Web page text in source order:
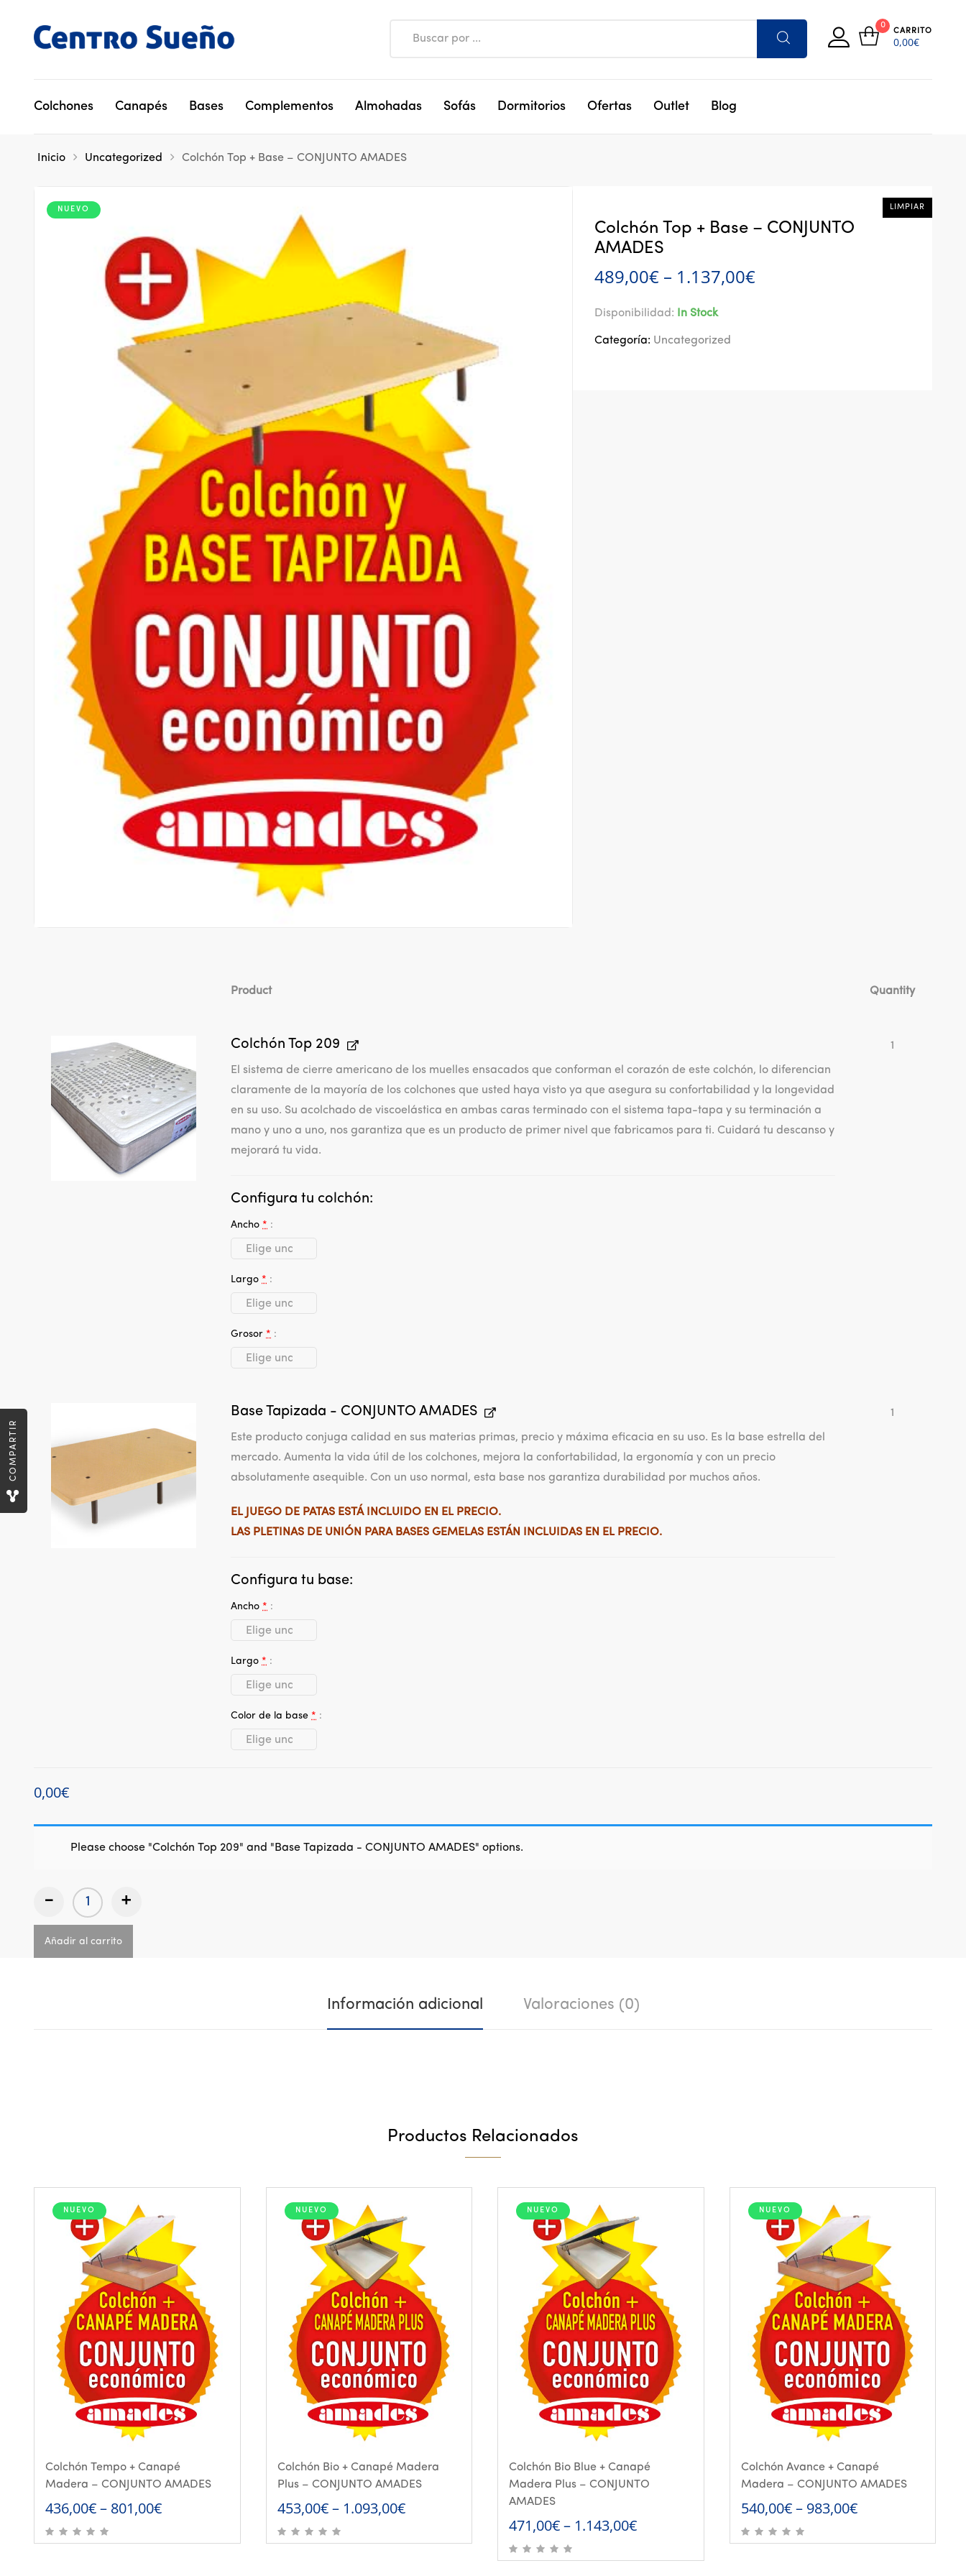
0
CARRITO
0,00€
Colchones Canapés Bases Complementos Almohadas Sofás Dormitorios Ofertas Outlet Blog
Inicio Uncategorized Colchón Top + Base – CONJUNTO AMADES
NUEVO
Colchón Top + Base – CONJUNTO
AMADES
COMPARTIR
489,00€ – 1.137,00€
Disponibilidad: In Stock
Categoría: Uncategorized
Product Quantity
Colchón Top 209
El sistema de cierre americano de los muelles ensacados que conforman el corazón de este colchón, lo diferencian
claramente de la mayoría de los colchones que usted haya visto ya que asegura su confortabilidad y la longevidad
en su uso. Su acolchado de viscoelástica en ambas caras terminado con el sistema tapa-tapa y su terminación a
mano y uno a uno, nos garantiza que es un producto de primer nivel que fabricamos para ti. Cuidará tu descanso y
mejorará tu vida.
Configura tu colchón:
Ancho *
Largo *
Grosor *
LIMPIAR
1
Base Tapizada - CONJUNTO AMADES
Este producto conjuga calidad en sus materias primas, precio y máxima eficacia en su uso. Es la base estrella del
mercado. Aumenta la vida útil de los colchones, mejora la confortabilidad, la ergonomía y con un precio
absolutamente asequible. Con un uso normal, esta base nos garantiza durabilidad por muchos años.
EL JUEGO DE PATAS ESTÁ INCLUIDO EN EL PRECIO.
LAS PLETINAS DE UNIÓN PARA BASES GEMELAS ESTÁN INCLUIDAS EN EL PRECIO.
Configura tu base:
Ancho *
Largo *
Color de la base *
LIMPIAR
1
0,00€
Please choose "Colchón Top 209" and "Base Tapizada - CONJUNTO AMADES" options.
- +
Añadir al carrito
Información adicional Valoraciones (0)
Productos Relacionados
NUEVO
Colchón Tempo + Canapé
Madera – CONJUNTO AMADES
436,00€– 801,00€
NUEVO
Colchón Bio + Canapé Madera
Plus – CONJUNTO AMADES
453,00€– 1.093,00€
NUEVO
Colchón Bio Blue + Canapé
Madera Plus – CONJUNTO
AMADES
471,00€– 1.143,00€
NUEVO
Colchón Avance + Canapé
Madera – CONJUNTO AMADES
540,00€– 983,00€